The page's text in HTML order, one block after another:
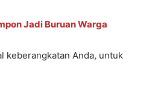
Jadi Buruan Warga
keberangkatan Anda, untuk